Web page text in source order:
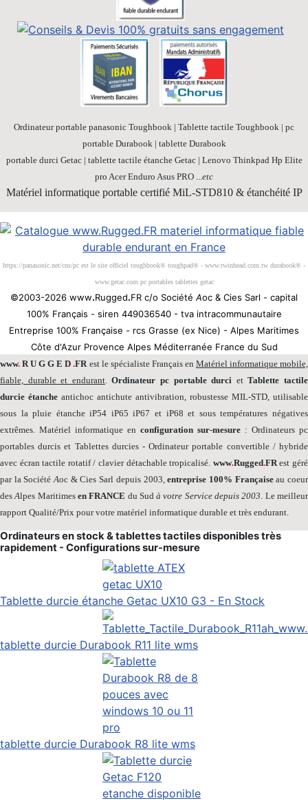
Ordinateur portable panasonic Toughbook | Tablette tactile Toughbook | pc
portable Durabook | tablette Durabook
portable durci Getac | tablette tactile étanche Getac | Lenovo Thinkpad Hp Elite
pro Acer Enduro Asus PRO ...etc
Matériel informatique portable certifié MiL-STD810 & étanchéité IP
https://panasonic.net/cns/pc est le site officiel toughbook® toughpad® - www.twinhead.com.tw durabook® -
www.getac.com pc portables tablettes getac
©2003-2026 www.Rugged.FR c/o Société Aoc & Cies Sarl - capital
100% Français - siren 449036540 - tva intracommunautaire
Entreprise 100% Française - rcs Grasse (ex Nice) - Alpes Maritimes
Côte d'Azur Provence Alpes Méditerranée France du Sud
www. R U G G E D.FRest le spécialiste Français en Matériel informatique mobile,
fiable, durable et endurant.Ordinateur pc portable durci etTablette tactile
durcie étanche antichoc antichute antivibration, robustesse MIL-STD, utilisable
sous la pluie étanche iP54 iP65 iP67 et iP68 et sous températures négatives
extrêmes. Matériel informatique en configuration sur-mesure : Ordinateurs pc
portables durcis et Tablettes durcies - Ordinateur portable convertible / hybride
avec écran tactile rotatif / clavier détachable tropicalisé. www.Rugged.FRest géré
par la SociétéAoc & Cies Sarl depuis 2003,entreprise 100% Françaiseau coeur
desAlpes Maritimes en FRANCE du Sudà votre Service depuis 2003. Le meilleur
rapport Qualité/Prix pour votre matériel informatique durable et très endurant.
Ordinateurs en stock & tablettes tactiles disponibles très
rapidement - Configurations sur-mesure
Tablette durcie étanche Getac UX10 G3 - En Stock
tablette durcie Durabook R11 lite wms
tablette durcie Durabook R8 lite wms